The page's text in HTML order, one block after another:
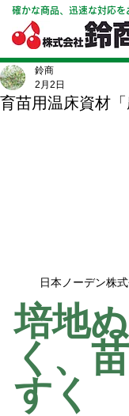
確かな商品、迅速な対応を
育苗用温床資材「
鈴商
2月2日
日本ノーデン株
培地
く、
すく